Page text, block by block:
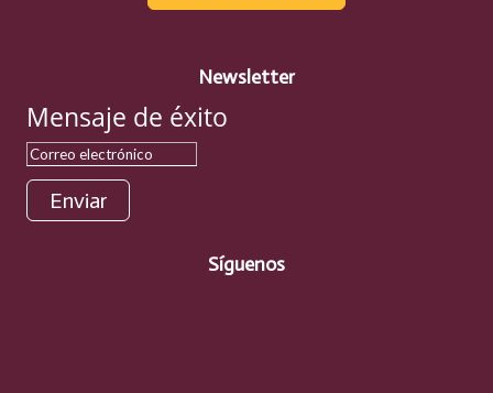
Newsletter
Mensaje de éxito
Enviar
Síguenos